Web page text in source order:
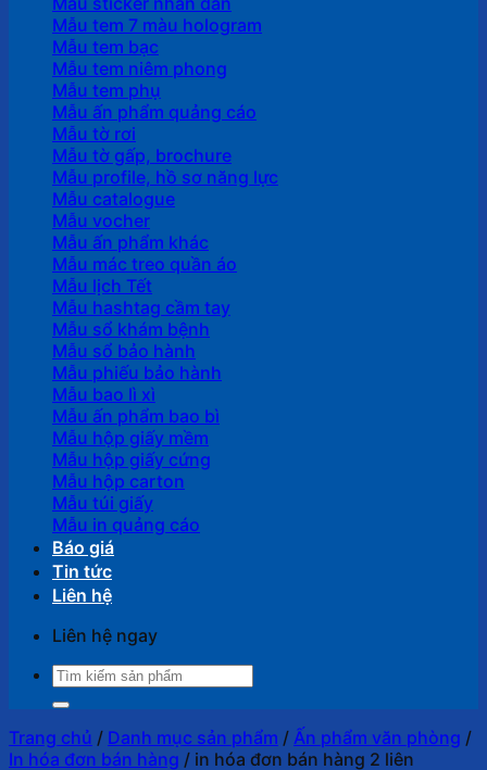
Mẫu tem 7 màu hologram
Mẫu tem bạc
Mẫu tem niêm phong
Mẫu tem phụ
Mẫu ấn phẩm quảng cáo
Mẫu tờ rơi
Mẫu tờ gấp, brochure
Mẫu profile, hồ sơ năng lực
Mẫu catalogue
Mẫu vocher
Mẫu ấn phẩm khác
Mẫu mác treo quần áo
Mẫu lịch Tết
Mẫu hashtag cầm tay
Mẫu sổ khám bệnh
Mẫu sổ bảo hành
Mẫu phiếu bảo hành
Mẫu bao lì xì
Mẫu ấn phẩm bao bì
Mẫu hộp giấy mềm
Mẫu hộp giấy cứng
Mẫu hộp carton
Mẫu túi giấy
Mẫu in quảng cáo
Báo giá
Tin tức
Liên hệ
Liên hệ ngay
Tìm
kiếm:
Trang chủ / Danh mục sản phẩm / Ấn phẩm văn phòng /
In hóa đơn bán hàng / in hóa đơn bán hàng 2 liên